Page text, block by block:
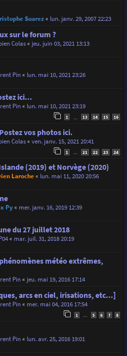
Suarez« lun. janv. 29, 2007 22:23
sur le forum ?
Colas« jeu. juin 03, 2021 13:13
Pin« lun. mai 10, 2021 23:26
ici...
Pin« lun. mai 10, 2021 23:19
1 13 14 15 16
vos photos ici.
Colas« ven. janv. 15, 2021 20:41
1 21 22 23 24
(2019) et Norvège (2020)
Laroche« lun. mai 11, 2020 20:56
Py« mer. janv. 16, 2019 12:39
du 27 juillet 2018
« mar. juil. 31, 2018 20:19
météo extrêmes,
Pin« jeu. mai 19, 2016 17:14
arcs en ciel, irisations, etc...]
Pin« mer. mai 04, 2016 17:54
1 5 6 7 8
Pin« lun. avr. 25, 2016 19:01